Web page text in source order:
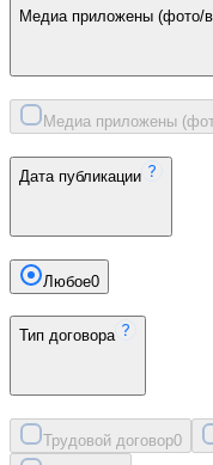
Медиа приложены (фото/
Медиа приложены
Дата публикации
Любое0
Тип договора
Трудовой договор0